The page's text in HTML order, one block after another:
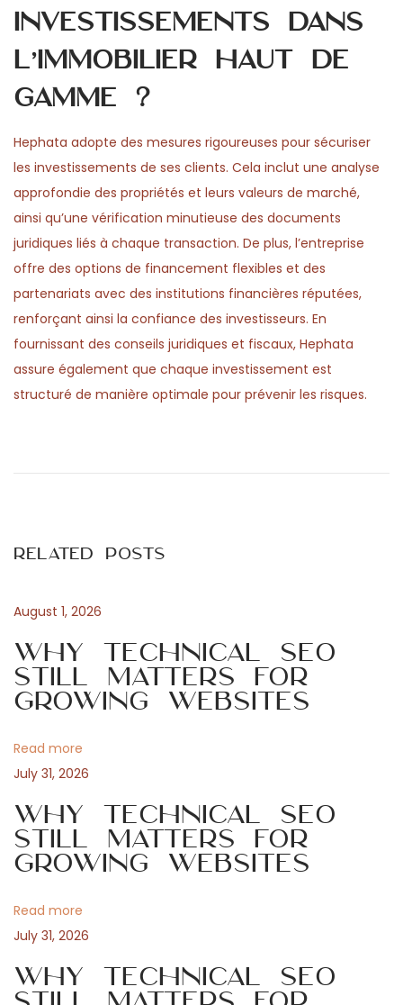
investissements dans
l’immobilier haut de
gamme ?
Hephata adopte des mesures rigoureuses pour sécuriser
les investissements de ses clients. Cela inclut une analyse
approfondie des propriétés et leurs valeurs de marché,
ainsi qu’une vérification minutieuse des documents
juridiques liés à chaque transaction. De plus, l’entreprise
offre des options de financement flexibles et des
partenariats avec des institutions financières réputées,
renforçant ainsi la confiance des investisseurs. En
fournissant des conseils juridiques et fiscaux, Hephata
assure également que chaque investissement est
structuré de manière optimale pour prévenir les risques.
s
n
a
i
g
a
t
i
o
s
o
s
t
i
u
c
a
s
n
o
e
n
l
g
n
Related Posts
August 1, 2026
Why Technical SEO
Still Matters for
Growing Websites
Read more
July 31, 2026
Why Technical SEO
Still Matters for
Growing Websites
Read more
July 31, 2026
Why Technical SEO